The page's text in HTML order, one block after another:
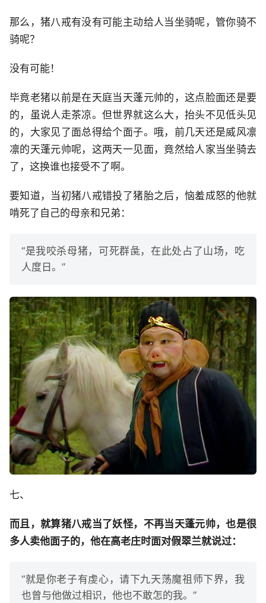
那么，猪八戒有没有可能主动给人当坐骑呢，管你骑不
骑呢？
没有可能！
毕竟老猪以前是在天庭当天蓬元帅的，这点脸面还是要
的，虽说人走茶凉。但世界就这么大，抬头不见低头见
的，大家见了面总得给个面子。哦，前几天还是威风凛
凛的天蓬元帅呢，这两天一见面，竟然给人家当坐骑去
了，这换谁也接受不了啊。
要知道，当初猪八戒错投了猪胎之后，恼羞成怒的他就
啃死了自己的母亲和兄弟：
“是我咬杀母猪，可死群彘，在此处占了山场，吃
人度日。”
七、
而且，就算猪八戒当了妖怪，不再当天蓬元帅，也是很
多人卖他面子的，他在高老庄时面对假翠兰就说过：
“就是你老子有虔心，请下九天荡魔祖师下界，我
也曾与他做过相识，他也不敢怎的我。”